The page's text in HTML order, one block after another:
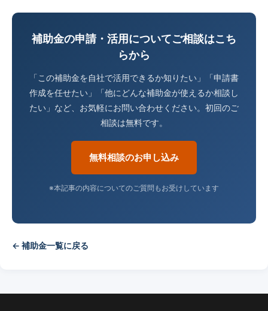
補助金の申請・活用についてご相談はこち
らから
「この補助金を自社で活用できるか知りたい」「申請書
作成を任せたい」「他にどんな補助金が使えるか相談し
たい」など、お気軽にお問い合わせください。初回のご
相談は無料です。
無料相談のお申し込み
※本記事の内容についてのご質問もお受けしています
← 補助金一覧に戻る